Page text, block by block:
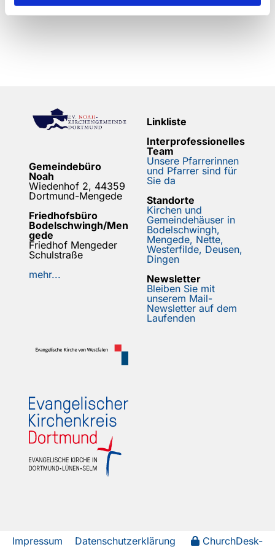
Gemeindebüro
Noah
Wiedenhof 2, 44359
Dortmund-Mengede
Friedhofsbüro
Bodelschwingh/Men
gede
Friedhof Mengeder
Schulstraße
mehr...
Linkliste
Interprofessionelles
Team
Unsere Pfarrerinnen
und Pfarrer sind für
Sie da
Standorte
Kirchen und
Gemeindehäuser in
Bodelschwingh,
Mengede, Nette,
Westerfilde, Deusen,
Dingen
Newsletter
Bleiben Sie mit
unserem Mail-
Newsletter auf dem
Laufenden
Impressum Datenschutzerklärung ChurchDesk-